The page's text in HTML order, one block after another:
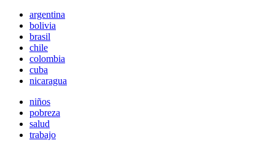
argentina
bolivia
brasil
chile
colombia
cuba
nicaragua
niños
pobreza
salud
trabajo